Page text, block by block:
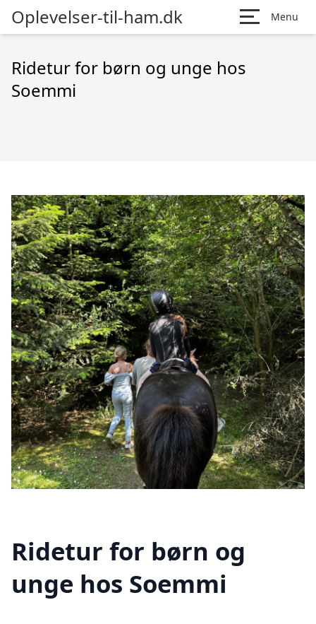
Oplevelser-til-ham.dk Menu
Ridetur for børn og unge hos
Soemmi
Ridetur for børn og
unge hos Soemmi